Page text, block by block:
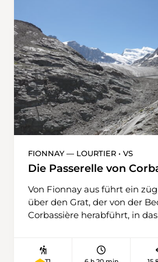
FIONNAY — LOURTIER • VS
Die Passerelle von
Von Fionnay aus führt ein
über den Grat, der von der
Corbassière herabführt, in
Blick auf die Gipfel der